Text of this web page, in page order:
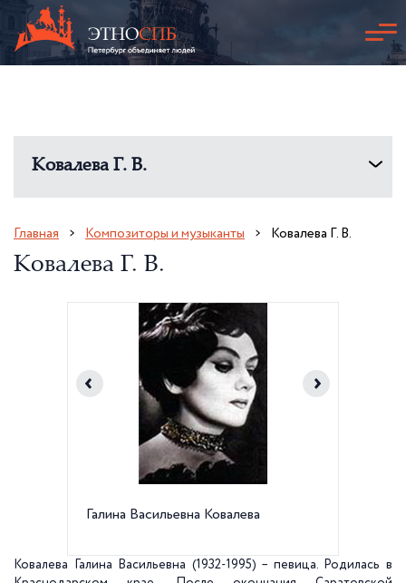
Ковалева Г. В.
Главная Композиторы и музыканты Ковалева Г. В.
Ковалева Г. В.
Галина Васильевна Ковалева
Ковалева Галина Васильевна (1932-1995) – певица. Родилась в